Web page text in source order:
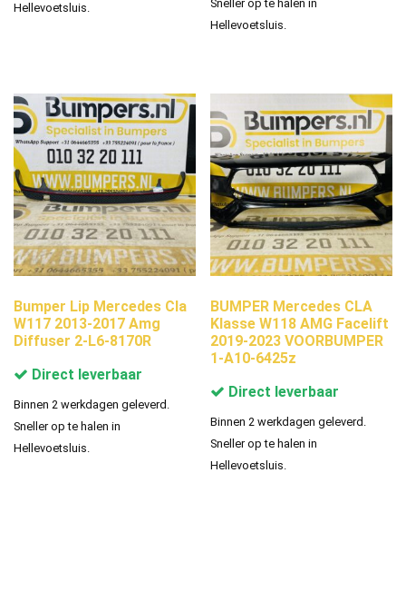
Hellevoetsluis.
Sneller op te halen in
Hellevoetsluis.
Bumper Lip Mercedes Cla
W117 2013-2017 Amg
Diffuser 2-L6-8170R
Direct leverbaar
Binnen 2 werkdagen geleverd.
Sneller op te halen in
Hellevoetsluis.
BUMPER Mercedes CLA
Klasse W118 AMG Facelift
2019-2023 VOORBUMPER
1-A10-6425z
Direct leverbaar
Binnen 2 werkdagen geleverd.
Sneller op te halen in
Hellevoetsluis.